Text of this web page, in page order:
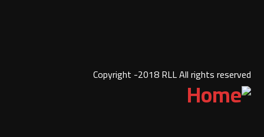
Copyright -2018 RLL All rights reserved